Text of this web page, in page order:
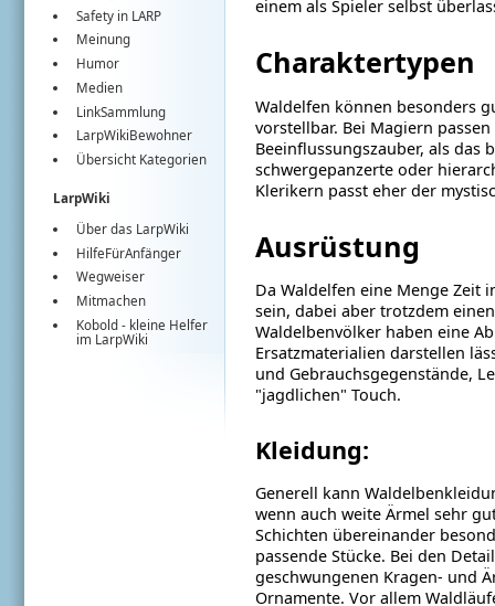
Safety in LARP
Meinung
Humor
Medien
LinkSammlung
LarpWikiBewohner
Übersicht Kategorien
LarpWiki
Über das LarpWiki
HilfeFürAnfänger
Wegweiser
Mitmachen
Kobold - kleine Helfer
im LarpWiki
einem als Spieler selbst
Charaktertypen
Waldelfen können besonders
vorstellbar. Bei Magiern
Beeinflussungszauber, als das
schwergepanzerte oder
Klerikern passt eher der
Ausrüstung
Da Waldelfen eine Menge
sein, dabei aber trotzdem
Waldelbenvölker haben eine
Ersatzmaterialien darstellen
und Gebrauchsgegenstände,
"jagdlichen" Touch.
Kleidung:
Generell kann
wenn auch weite Ärmel sehr
Schichten übereinander
passende Stücke. Bei den
geschwungenen Kragen- und
Ornamente. Vor allem